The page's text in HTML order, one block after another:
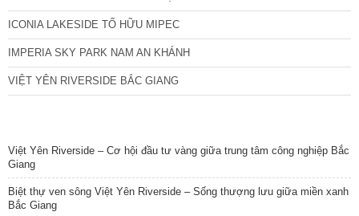
ICONIA LAKESIDE TỐ HỮU MIPEC
IMPERIA SKY PARK NAM AN KHÁNH
VIỆT YÊN RIVERSIDE BẮC GIANG
Việt Yên Riverside – Cơ hội đầu tư vàng giữa trung tâm công nghiệp Bắc
Giang
Biệt thự ven sông Việt Yên Riverside – Sống thượng lưu giữa miền xanh
Bắc Giang